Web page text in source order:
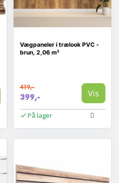
Vægpaneler i trælook PVC -
brun, 2,06 m²
419,-
399,- Vis
På lager